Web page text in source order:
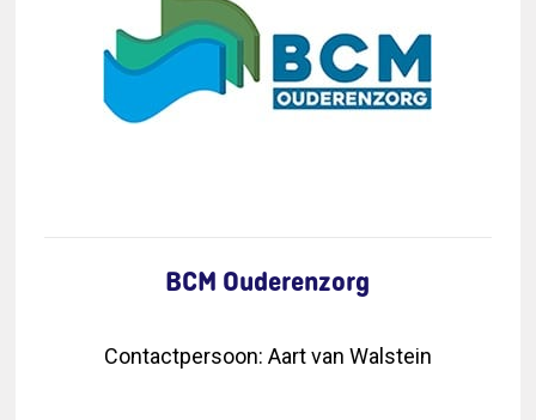
BCM Ouderenzorg
Contactpersoon: Aart van Walstein